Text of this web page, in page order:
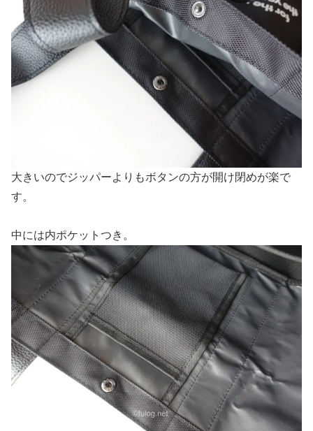
大きいのでジッパーよりもボタンの方が開け閉めが楽で
す。
中には内ポケットつき。